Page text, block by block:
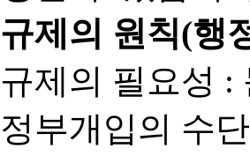
규제의 원칙(행
규제의 필요성
정부개입의 수